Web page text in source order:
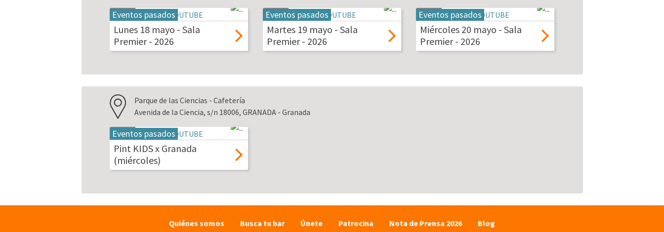
18
may
2026
Eventos pasados
Lunes 18 mayo - Sala
Premier - 2026
19
may
2026
Eventos pasados
Martes 19 mayo - Sala
Premier - 2026
20
may
2026
Eventos pasados
Miércoles 20 mayo - Sala
Premier - 2026
Parque de las Ciencias - Cafetería
Avenida de la Ciencia, s/n 18006, GRANADA - Granada
20
may
2026
Eventos pasados
Pint KIDS x Granada
(miércoles)
Quiénes somos Busca tu bar Únete Patrocina Nota de Prensa 2026 Blog